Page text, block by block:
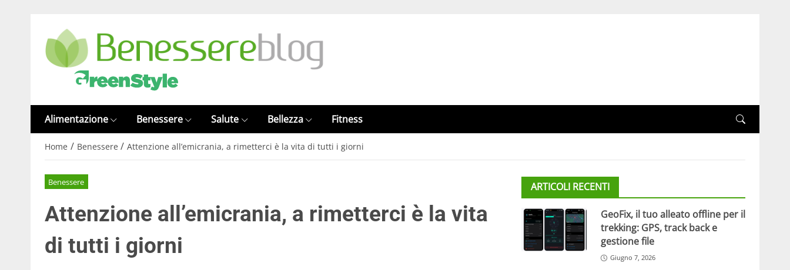
Alimentazione Benessere Salute Bellezza Fitness
Home / Benessere / Attenzione all’emicrania, a rimetterci è la vita di tutti i giorni
Benessere
Attenzione all’emicrania, a rimetterci è la vita
di tutti i giorni
ARTICOLI RECENTI
GeoFix, il tuo alleato offline per il
trekking: GPS, track back e
gestione file
Giugno 7, 2026